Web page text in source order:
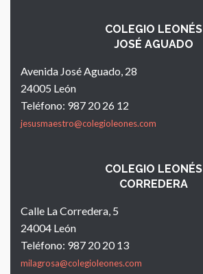
COLEGIO LEONÉS
JOSÉ AGUADO
Avenida José Aguado, 28
24005 León
Teléfono: 987 20 26 12
jesusmaestro@colegioleones.com
COLEGIO LEONÉS
CORREDERA
Calle La Corredera, 5
24004 León
Teléfono: 987 20 20 13
milagrosa@colegioleones.com